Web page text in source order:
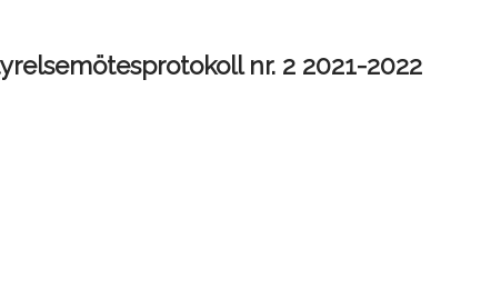
nr. 2 2021-2022